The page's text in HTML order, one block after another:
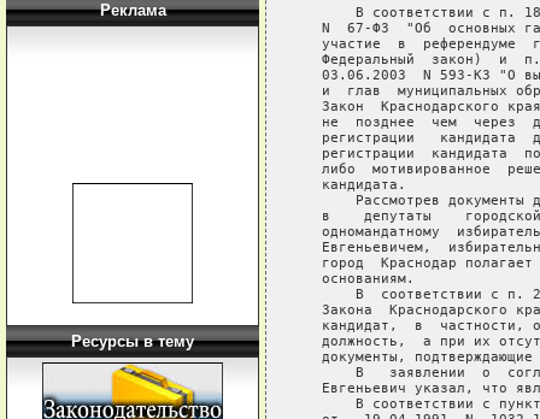
Реклама
Ресурсы в тему
В соответствии с п.
N  67-ФЗ  "Об  основных
участие  в  референдуме
Федеральный  закон)  и
03.06.2003  N 593-K3 "О
и  глав  муниципальных
Закон  Краснодарского
не  позднее  чем  через
регистрации   кандидата
регистрации  кандидата
либо  мотивированное
   кандидата.
Рассмотрев документы
в    депутаты
одномандатному
Евгеньевичем,
город  Краснодар
   основаниям.
В  соответствии с п.
Закона  Краснодарского
кандидат,  в  частности,
должность,  а при их
документы, подтверждающие
В   заявлении  о
Евгеньевич указал, что
В соответствии с